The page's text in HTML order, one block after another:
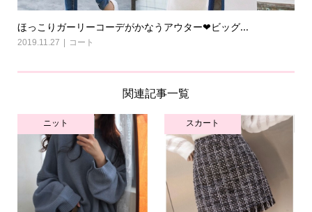
ほっこりガーリーコーデがかなうアウター❤ビッグ...
2019.11.27 コート
関連記事一覧
ニット スカート